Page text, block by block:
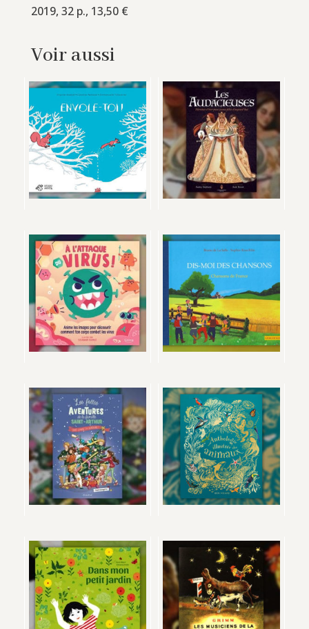
2019, 32 p., 13,50 €
Voir aussi